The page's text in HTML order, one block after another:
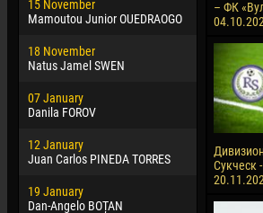
15 November
Mamoutou Junior OUEDRAOGO
18 November
Natus Jamel SWEN
07 January
Danila FOROV
12 January
Juan Carlos PINEDA TORRES
19 January
Dan-Angelo BOȚAN
Emmanuel
Jayder
22 March
Samba
26 March
Vitor Hugo
28 March
– ФК
Сукческ